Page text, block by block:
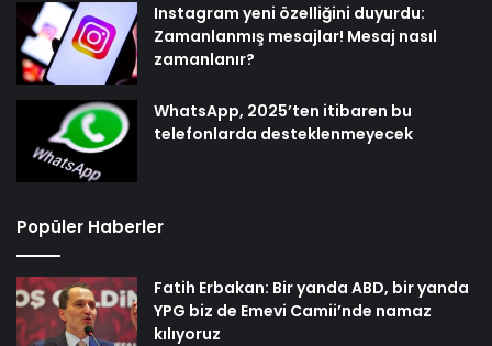
Instagram yeni özelliğini duyurdu:
Zamanlanmış mesajlar! Mesaj nasıl
zamanlanır?
WhatsApp, 2025’ten itibaren bu
telefonlarda desteklenmeyecek
Popüler Haberler
Fatih Erbakan: Bir yanda ABD, bir yanda
YPG biz de Emevi Camii’nde namaz
kılıyoruz